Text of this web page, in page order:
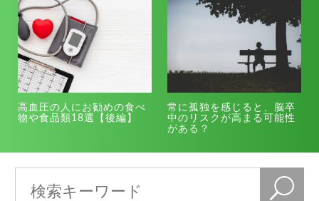
高血圧の人にお勧めの食べ
物や食品類18選【後編】
常に孤独を感じると、脳卒
中のリスクが高まる可能性
がある？